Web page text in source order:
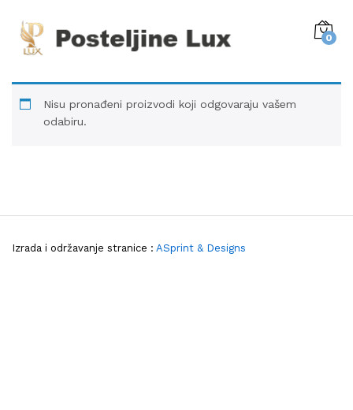
0
Nisu pronađeni proizvodi koji odgovaraju vašem
odabiru.
Izrada i održavanje stranice : ASprint & Designs